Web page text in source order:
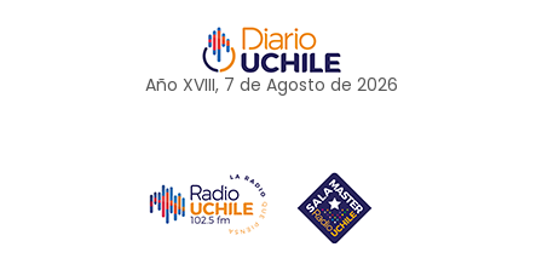
Año XVIII, 7 de Agosto de 2026